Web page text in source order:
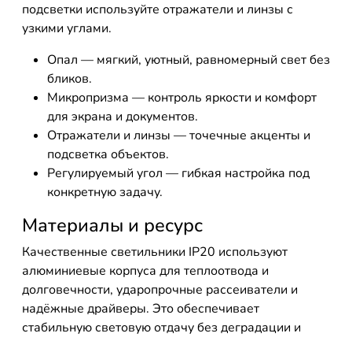
подсветки используйте отражатели и линзы с
узкими углами.
Опал — мягкий, уютный, равномерный свет без
бликов.
Микропризма — контроль яркости и комфорт
для экрана и документов.
Отражатели и линзы — точечные акценты и
подсветка объектов.
Регулируемый угол — гибкая настройка под
конкретную задачу.
Материалы и ресурс
Качественные светильники IP20 используют
алюминиевые корпуса для теплоотвода и
долговечности, ударопрочные рассеиватели и
надёжные драйверы. Это обеспечивает
стабильную световую отдачу без деградации и